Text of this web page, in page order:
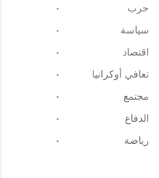
حرب
سياسة
اقتصاد
تعافي أوكرانيا
مجتمع
الدفاع
رياضة